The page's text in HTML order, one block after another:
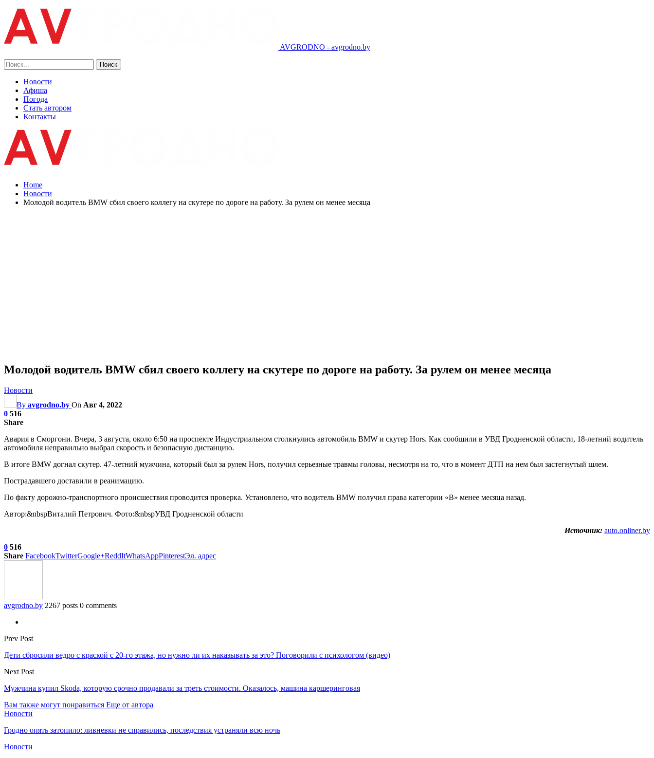
AVGRODNO - avgrodno.by
Новости
Афиша
Погода
Стать автором
Контакты
Home
Новости
Молодой водитель BMW сбил своего коллегу на скутере по дороге на работу. За рулем он менее месяца
Молодой водитель BMW сбил своего коллегу на скутере по дороге на работу. За рулем он менее месяца
Новости
By avgrodno.by On Авг 4, 2022
0 516
Share
Авария в Сморгони. Вчера, 3 августа, около 6:50 на проспекте Индустриальном столкнулись автомобиль BMW и скутер Hors. Как сообщили в УВД Гродненской области, 18-летний водитель
автомобиля неправильно выбрал скорость и безопасную дистанцию.
В итоге BMW догнал скутер. 47-летний мужчина, который был за рулем Hors, получил серьезные травмы головы, несмотря на то, что в момент ДТП на нем был застегнутый шлем.
Пострадавшего доставили в реанимацию.
По факту дорожно-транспортного происшествия проводится проверка. Установлено, что водитель BMW получил права категории «B» менее месяца назад.
Автор:&nbspВиталий Петрович. Фото:&nbspУВД Гродненской области
Источник: auto.onliner.by
0 516
Share FacebookTwitterGoogle+ReddItWhatsAppPinterestЭл. адрес
avgrodno.by 2267 posts 0 comments
Prev Post
Дети сбросили ведро с краской с 20-го этажа, но нужно ли их наказывать за это? Поговорили с психологом (видео)
Next Post
Мужчина купил Skoda, которую срочно продавали за треть стоимости. Оказалось, машина каршеринговая
Вам также могут понравиться Еще от автора
Новости
Гродно опять затопило: ливневки не справились, последствия устраняли всю ночь
Новости